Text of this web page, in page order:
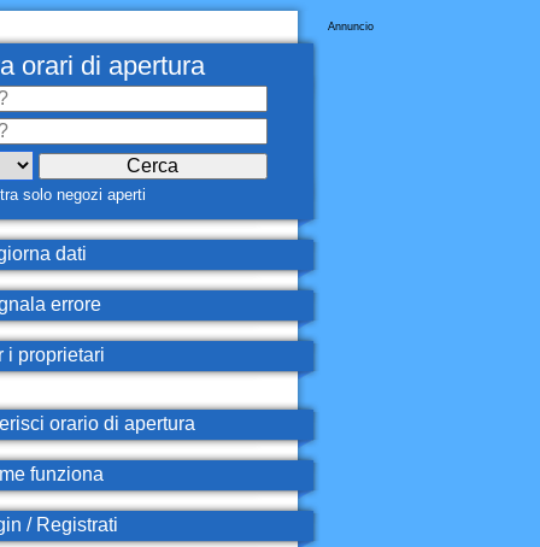
Annuncio
orari di apertura
solo negozi aperti
dati
errore
i proprietari
orario di apertura
funziona
/ Registrati